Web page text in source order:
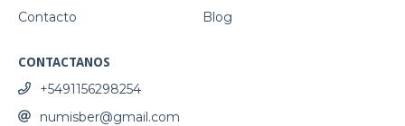
Contacto Blog
CONTACTANOS
+5491156298254
numisber@gmail.com